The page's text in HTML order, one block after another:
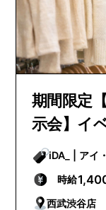
期間限定
示会】イ
iDA_ |
時給
西武渋谷店